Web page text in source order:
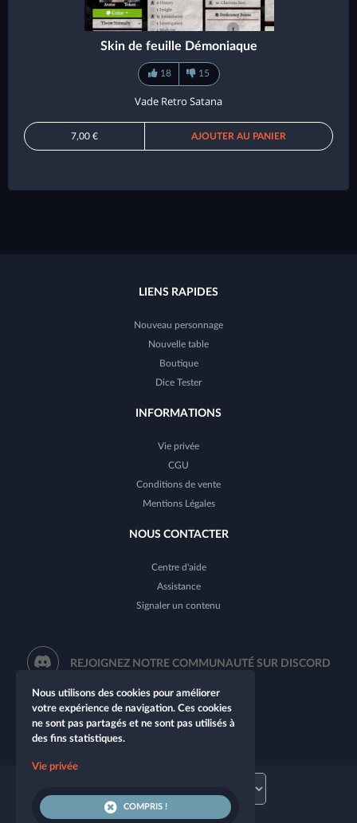
Skin de feuille Démoniaque
18 15
Vade Retro Satana
7,00 € AJOUTER AU PANIER
LIENS RAPIDES
Nouveau personnage
Nouvelle table
Boutique
Dice Tester
INFORMATIONS
Vie privée
CGU
Conditions de vente
Mentions Légales
NOUS CONTACTER
Centre d'aide
Assistance
Signaler un contenu
REJOIGNEZ NOTRE COMMUNAUTÉ SUR DISCORD
Nous utilisons des cookies pour améliorer
votre expérience de navigation. Ces cookies
ne sont pas partagés et ne sont pas utilisés à
des fins statistiques.
Vie privée
COMPRIS !